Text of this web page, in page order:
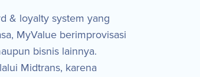
& loyalty system yang
MyValue berimprovisasi
bisnis lainnya.
Midtrans, karena